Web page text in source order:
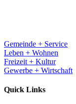
Gemeinde + Service
Leben + Wohnen
Freizeit + Kultur
Gewerbe + Wirtschaft
Quick Links